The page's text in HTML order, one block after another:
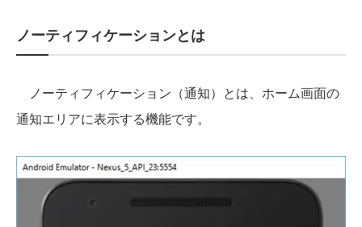
ノーティフィケーションとは
ノーティフィケーション（通知）とは、ホーム画面の
通知エリアに表示する機能です。